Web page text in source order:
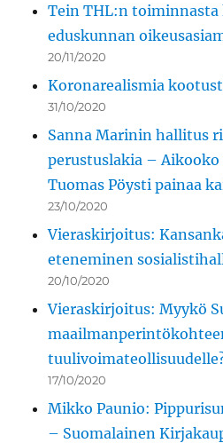
Tein THL:n toiminnasta
eduskunnan
20/11/2020
Koronarealismia
31/10/2020
Sanna Marinin hallitus
perustuslakia –
Tuomas Pöysti painaa
23/10/2020
Vieraskirjoitus:
eteneminen
20/10/2020
Vieraskirjoitus: Myykö
17/10/2020
Mikko Paunio:
– Suomalainen